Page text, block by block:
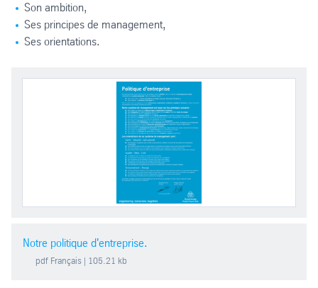
Son ambition,
Ses principes de management,
Ses orientations.
Notre politique d'entreprise.
pdf Français | 105.21 kb